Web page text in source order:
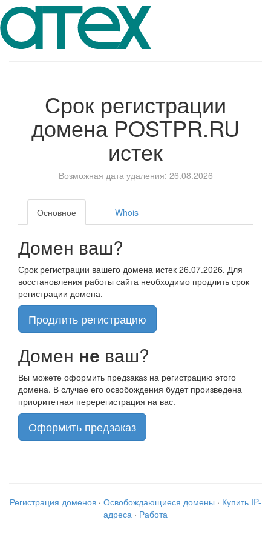
Срок регистрации
домена POSTPR.RU
истек
Возможная дата удаления: 26.08.2026
Основное Whois
Домен ваш?
Срок регистрации вашего домена истек 26.07.2026. Для
восстановления работы сайта необходимо продлить срок
регистрации домена.
Продлить регистрацию
Домен не ваш?
Вы можете оформить предзаказ на регистрацию этого
домена. В случае его освобождения будет произведена
приоритетная перерегистрация на вас.
Оформить предзаказ
Регистрация доменов · Освобождающиеся домены · Купить IP-
адреса · Работа